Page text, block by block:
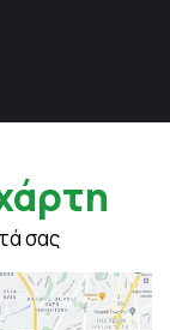
σας